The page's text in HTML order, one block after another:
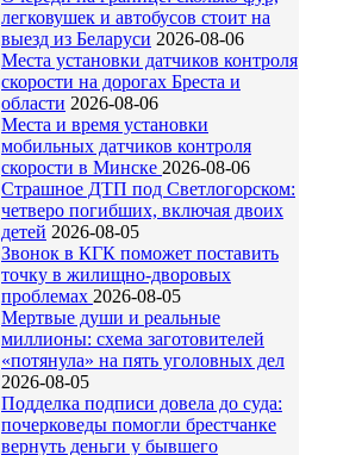
легковушек и автобусов стоит на
выезд из Беларуси 2026-08-06
Места установки датчиков контроля
скорости на дорогах Бреста и
области 2026-08-06
Места и время установки
мобильных датчиков контроля
скорости в Минске 2026-08-06
Страшное ДТП под Светлогорском:
четверо погибших, включая двоих
детей 2026-08-05
Звонок в КГК поможет поставить
точку в жилищно-дворовых
проблемах 2026-08-05
Мертвые души и реальные
миллионы: схема заготовителей
«потянула» на пять уголовных дел
2026-08-05
Подделка подписи довела до суда:
почерковеды помогли брестчанке
вернуть деньги у бывшего